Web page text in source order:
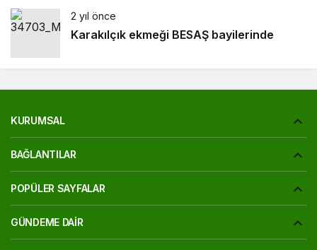
2 yıl önce
Karakılçık ekmeği BESAŞ bayilerinde
KURUMSAL
BAĞLANTILAR
POPÜLER SAYFALAR
GÜNDEME DAIR